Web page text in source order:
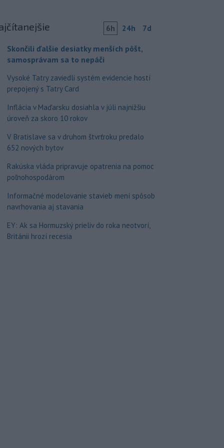
6h 24h 7d
Skončili ďalšie desiatky menších pôšt,
samosprávam sa to nepáči
Vysoké Tatry zaviedli systém evidencie hostí
prepojený s Tatry Card
Inflácia v Maďarsku dosiahla v júli najnižšiu
úroveň za skoro 10 rokov
V Bratislave sa v druhom štvrťroku predalo
652 nových bytov
Rakúska vláda pripravuje opatrenia na pomoc
poľnohospodárom
Informačné modelovanie stavieb mení spôsob
navrhovania aj stavania
EY: Ak sa Hormuzský prieliv do roka neotvorí,
Británii hrozí recesia